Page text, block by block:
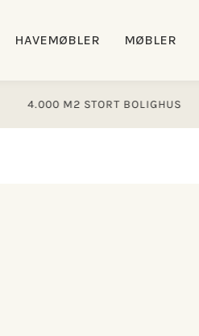
HAVEMØBLER MØBLER
M2 STORT BOLIGHUS